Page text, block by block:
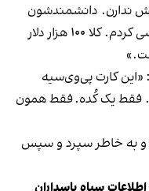
ندارن. دانشمندشون
منم. من کیف پول مهدی بادی رو بررسی کردم. کلا ۱۰۰ هزار دلار
«این کارت پی‌وی‌سیه
فقط یک کُده. فقط همون
و به خاطر سپرد و سپس